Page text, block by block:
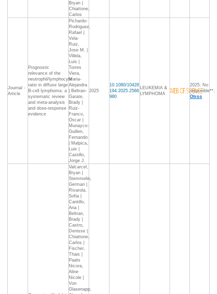
Bryan |
Chiattone,
Carlos
Journal -
Article
Prognostic
relevance of the
neutrophil/lymphocyte
ratio in diffuse large
B-cell lymphoma: a
systematic review
and meta-analysis
and dose-response
evidence
Pichardo-
Rodriguez,
Rafael |
Vela-
Ruiz,
Jose M. |
Villela,
Luis |
Torres
Viera,
Maria-
Alejandra
| Beltran-
Garate,
Brady |
Ruiz-
Franco,
Oscar |
Munayco-
Guillen,
Fernando
| Malpica,
Luis |
Castillo,
Jorge J.
2025
10.1080/10428
194.2025.2566
980
LEUKEMIA &
LYMPHOMA
2025: No
disponible**,
Otros
Valcarcel,
Bryan |
Stemmelin,
German |
Rivarola,
Sofia |
Cantillo,
Ana |
Beltran,
Brady |
Castro,
Denisse |
Chiattone,
Carlos |
Fischer,
Thais |
Paats
Nicora,
Aline
Nicole |
Von
Glasenapp,